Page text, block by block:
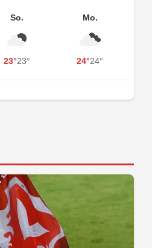
So.
23°23°
Mo.
24°24°